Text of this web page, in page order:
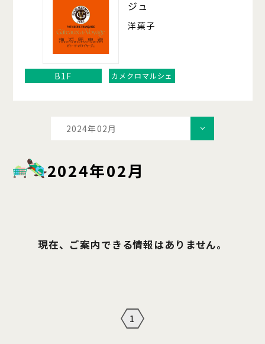
ジュ
洋菓子
B1F カメクロマルシェ
2024年02月
2024年02月
現在、ご案内できる情報はありません。
1